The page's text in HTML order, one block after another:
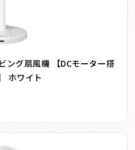
ング扇風機 【DCモーター搭
ホワイト